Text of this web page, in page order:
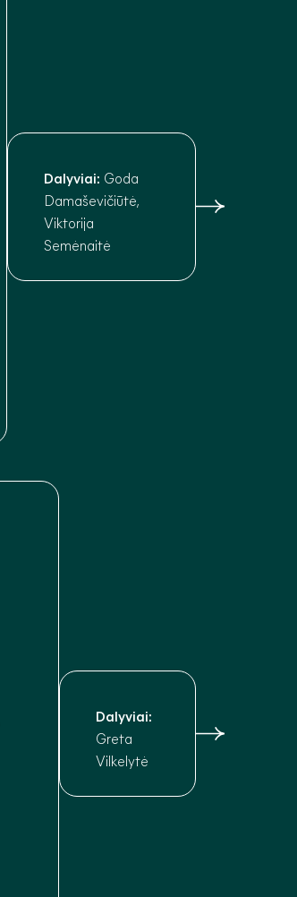
Dalyviai: Goda
Damaševičiūtė,
Viktorija
Semėnaitė
Dalyviai:
Greta
Vilkelytė